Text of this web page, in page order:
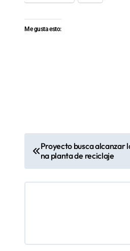
Me gusta esto:
a
v
Proyecto busca alcanzar
na planta de reciclaje